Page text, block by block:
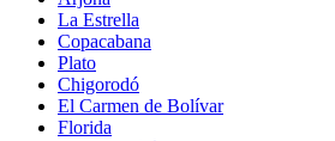
La Estrella
Copacabana
Plato
Chigorodó
El Carmen de Bolívar
Florida